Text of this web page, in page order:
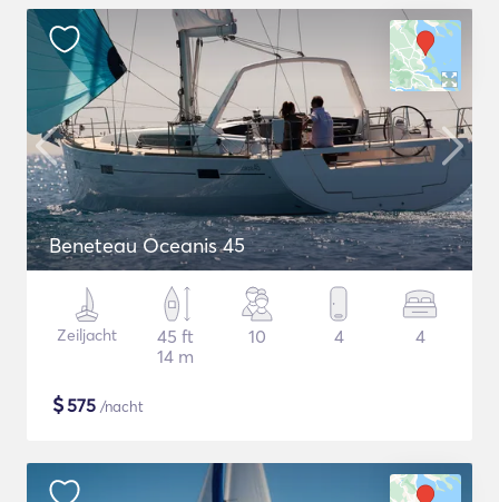
Beneteau Oceanis 45
Zeiljacht
45 ft
14 m
10 4 4
$575 /nacht